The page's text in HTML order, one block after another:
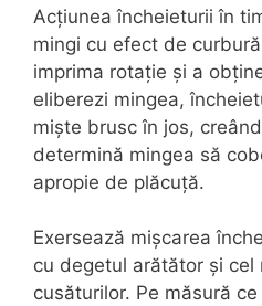
Acțiunea încheieturii în
mingi cu efect de
imprima rotație și a
eliberezi mingea,
miște brusc în jos,
determină mingea să
apropie de plăcuță.
Exersează mișcarea
cu degetul arătător și cel
cusăturilor. Pe măsură